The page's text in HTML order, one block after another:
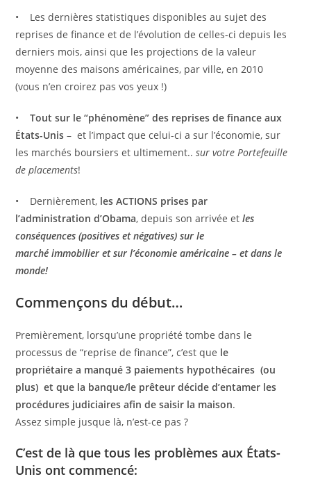
• Les dernières statistiques disponibles au sujet des
reprises de finance et de l’évolution de celles-ci depuis les
derniers mois, ainsi que les projections de la valeur
moyenne des maisons américaines, par ville, en 2010
(vous n’en croirez pas vos yeux !)
•Tout sur le “phénomène” des reprises de finance aux
États-Unis – et l’impact que celui-ci a sur l’économie, sur
les marchés boursiers et ultimement..sur votre Portefeuille
de placements!
• Dernièrement, les ACTIONS prises par
l’administration d’Obama, depuis son arrivée etles
conséquences (positives et négatives) sur le
marché immobilier et sur l’économie américaine – et dans le
monde!
Commençons du début…
Premièrement, lorsqu’une propriété tombe dans le
processus de “reprise de finance”, c’est que le
propriétaire a manqué 3 paiements hypothécaires (ou
plus) et que la banque/le prêteur décide d’entamer les
procédures judiciaires afin de saisir la maison.
Assez simple jusque là, n’est-ce pas ?
C’est de là que tous les problèmes aux États-
Unis ont commencé: